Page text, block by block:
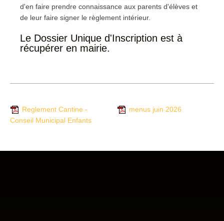
d'en faire prendre connaissance aux parents d'élèves et
de leur faire signer le règlement intérieur.
Le Dossier Unique d'Inscription est à
récupérer en mairie.
Reglement Cantine -
Conseil Municipal Enfants
menus juin 2026